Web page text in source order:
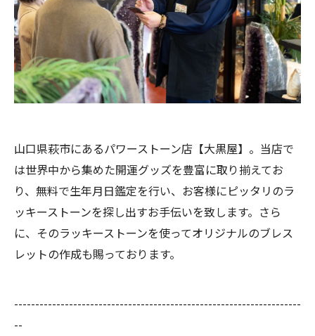
山口県萩市にあるパワーストーン店【大黒屋】。当店で
は世界中から集めた開運グッズを豊富に取り揃えてお
り、無料で生年月日鑑定を行い、お客様にピッタリのラ
ッキーストーンを探し出すお手伝いを致します。さら
に、そのラッキーストーンを使ってオリジナルのブレス
レットの作成も賜っております。
--------------------------------------------------------------------
--